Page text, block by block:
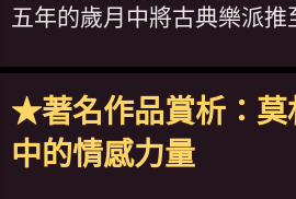
五年的歲月中將古典樂派推
★著名作品賞析：莫
中的情感力量